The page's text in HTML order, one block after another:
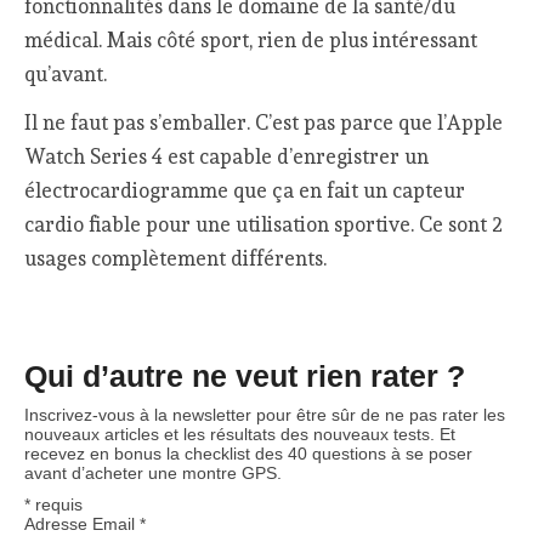
fonctionnalités dans le domaine de la santé/du
médical. Mais côté sport, rien de plus intéressant
qu’avant.
Il ne faut pas s’emballer. C’est pas parce que l’Apple
Watch Series 4 est capable d’enregistrer un
électrocardiogramme que ça en fait un capteur
cardio fiable pour une utilisation sportive. Ce sont 2
usages complètement différents.
Qui d’autre ne veut rien rater ?
Inscrivez-vous à la newsletter pour être sûr de ne pas rater les
nouveaux articles et les résultats des nouveaux tests. Et
recevez en bonus la checklist des 40 questions à se poser
avant d’acheter une montre GPS.
* requis
Adresse Email*